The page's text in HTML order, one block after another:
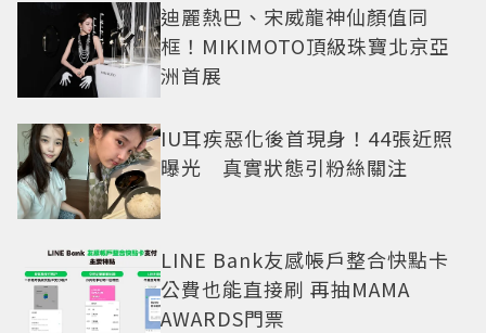
迪麗熱巴、宋威龍神仙顏值同
框！MIKIMOTO頂級珠寶北京亞
洲首展
IU耳疾惡化後首現身！44張近照
曝光 真實狀態引粉絲關注
LINE Bank友感帳戶整合快點卡
公費也能直接刷 再抽MAMA
AWARDS門票